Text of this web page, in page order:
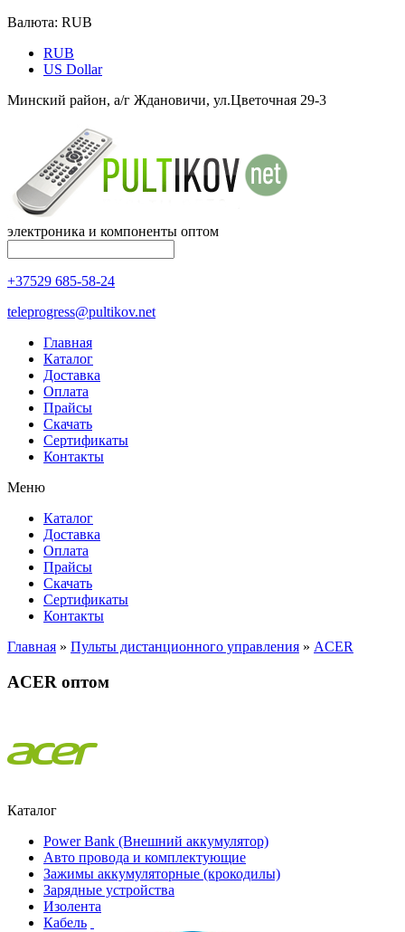
Валюта: RUB
RUB
US Dollar
Минский район, а/г Ждановичи, ул.Цветочная 29-3
электроника и компоненты оптом
+37529 685-58-24
teleprogress@pultikov.net
Главная
Каталог
Доставка
Оплата
Прайсы
Cкачать
Сертификаты
Контакты
Меню
Каталог
Доставка
Оплата
Прайсы
Cкачать
Сертификаты
Контакты
Главная » Пульты дистанционного управления » ACER
ACER оптом
Каталог
Power Bank (Внешний аккумулятор)
Авто провода и комплектующие
Зажимы аккумуляторные (крокодилы)
Зарядные устройства
Изолента
Кабель